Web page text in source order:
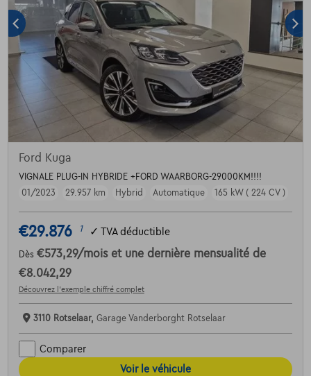
Ford Kuga
VIGNALE PLUG-IN HYBRIDE +FORD WAARBORG-29000KM!!!!
01/2023
29.957 km Hybrid Automatique 165 kW ( 224 CV )
€29.876 1 ✓ TVA déductible
Dès €573,29/mois et une dernière mensualité de
€8.042,29
Découvrez l’exemple chiffré complet
3110 Rotselaar, Garage Vanderborght Rotselaar
Comparer
Voir le véhicule